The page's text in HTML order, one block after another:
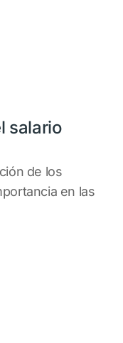
salario
de los
en las